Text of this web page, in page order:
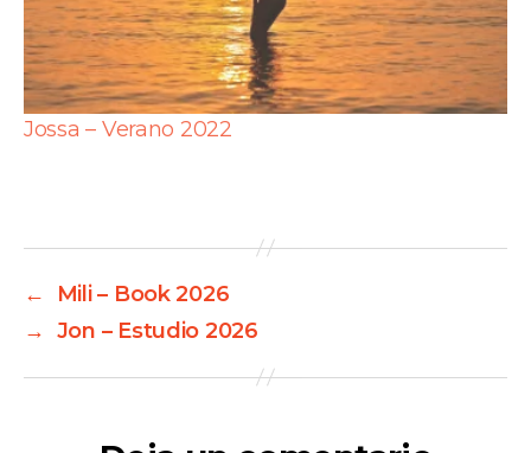
Jossa – Verano 2022
←
Mili – Book 2026
→ Jon – Estudio 2026